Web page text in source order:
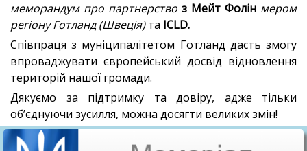
меморандум про партнерство з Мейт Фолін мером
регіону Готланд (Швеція)та ICLD.
Співпраця з муніципалітетом Готланд дасть змогу
впроваджувати європейський досвід відновлення
територій нашої громади.
Дякуємо за підтримку та довіру, адже тільки
об’єднуючи зусилля, можна досягти великих змін!